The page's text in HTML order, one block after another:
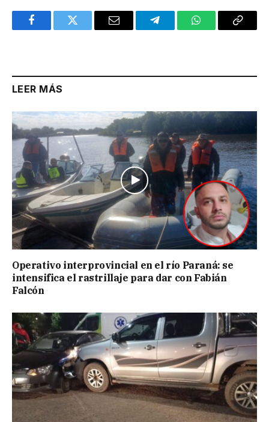
FacebookTwitter Email TelegramWhatsAppCopy
LEER MÁS
Operativo interprovincial en el río Paraná: se
intensifica el rastrillaje para dar con Fabián
Falcón